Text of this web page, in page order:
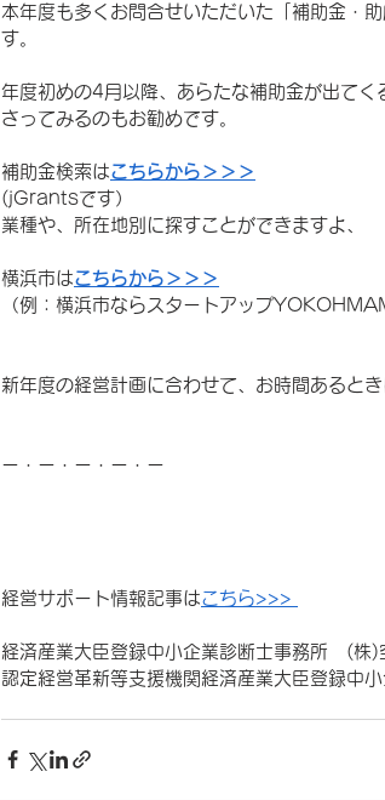
本年度も多くお問合せいただいた「補助金・
す。
年度初めの4月以降、あらたな補助金が出て
さってみるのもお勧めです。
補助金検索はこちらから＞＞＞
(jGrantsです）
業種や、所在地別に探すことができますよ、
横浜市はこちらから＞＞＞
（例：横浜市ならスタートアップ
新年度の経営計画に合わせて、お時間あるとき
ー・ー・ー・ー・ー
経営サポート情報記事はこちら>>>
経済産業大臣登録中小企業診断士事務所　(株)
認定経営革新等支援機関経済産業大臣登録中